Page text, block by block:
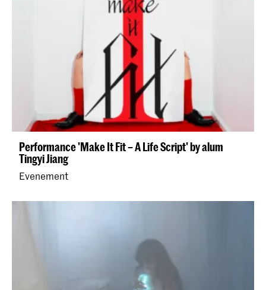
Performance 'Make It Fit – A Life Script' by alum
Tingyi Jiang
Evenement